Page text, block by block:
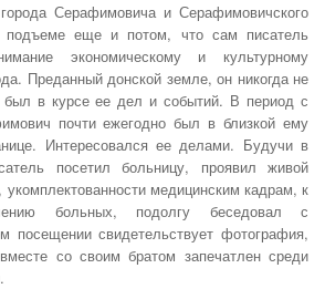
Серафимовича и Серафимовичского
подъеме еще и потом, что сам писатель
экономическому и культурному
Преданный донской земле, он никогда не
в курсе ее дел и событий. В период с
почти ежегодно был в близкой ему
Интересовался ее делами. Будучи в
посетил больницу, проявил живой
укомплектованности медицинским кадрам, к
больных, подолгу беседовал с
посещении свидетельствует фотография,
со своим братом запечатлен среди